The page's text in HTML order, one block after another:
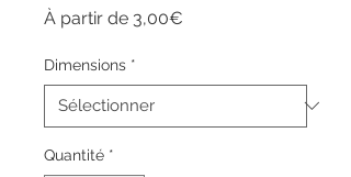
À partir de 3,00€
Dimensions *
Quantité *